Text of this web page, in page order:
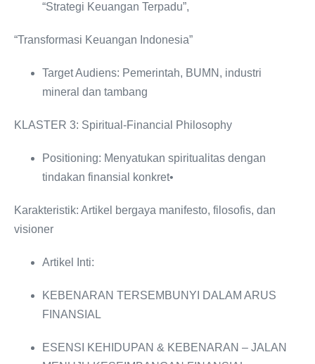
“Strategi Keuangan Terpadu”,
“Transformasi Keuangan Indonesia”
Target Audiens: Pemerintah, BUMN, industri
mineral dan tambang
KLASTER 3: Spiritual-Financial Philosophy
Positioning: Menyatukan spiritualitas dengan
tindakan finansial konkret•
Karakteristik: Artikel bergaya manifesto, filosofis, dan
visioner
Artikel Inti:
KEBENARAN TERSEMBUNYI DALAM ARUS
FINANSIAL
ESENSI KEHIDUPAN & KEBENARAN ‒ JALAN